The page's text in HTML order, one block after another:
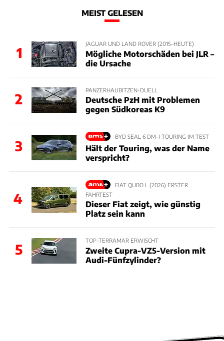
MEIST GELESEN
1
JAGUAR UND LAND ROVER (2015–HEUTE)
Mögliche Motorschäden bei JLR –
die Ursache
2
PANZERHAUBITZEN-DUELL
Deutsche PzH mit Problemen
gegen Südkoreas K9
3
BYD SEAL 6 DM-I TOURING IM TEST
Hält der Touring, was der Name
verspricht?
4
FIAT QUBO L (2026) ERSTER
FAHRTEST
Dieser Fiat zeigt, wie günstig
Platz sein kann
5
TOP-TERRAMAR ERWISCHT
Zweite Cupra-VZ5-Version mit
Audi-Fünfzylinder?